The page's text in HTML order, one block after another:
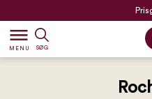
dehaze
MENU SØG